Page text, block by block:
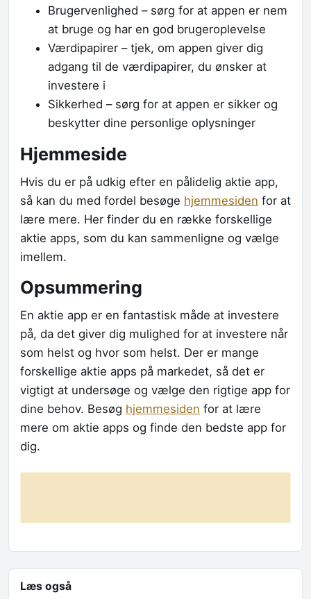
Brugervenlighed – sørg for at appen er nem
at bruge og har en god brugeroplevelse
Værdipapirer – tjek, om appen giver dig
adgang til de værdipapirer, du ønsker at
investere i
Sikkerhed – sørg for at appen er sikker og
beskytter dine personlige oplysninger
Hjemmeside
Hvis du er på udkig efter en pålidelig aktie app,
så kan du med fordel besøge hjemmesiden for at
lære mere. Her finder du en række forskellige
aktie apps, som du kan sammenligne og vælge
imellem.
Opsummering
En aktie app er en fantastisk måde at investere
på, da det giver dig mulighed for at investere når
som helst og hvor som helst. Der er mange
forskellige aktie apps på markedet, så det er
vigtigt at undersøge og vælge den rigtige app for
dine behov. Besøg hjemmesiden for at lære
mere om aktie apps og finde den bedste app for
dig.
Læs også